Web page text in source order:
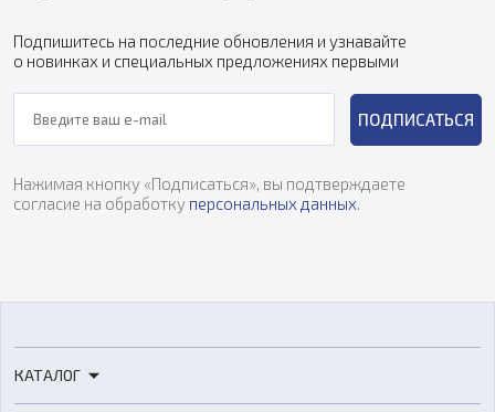
Подпишитесь на последние обновления и узнавайте
о новинках и специальных предложениях первыми
ПОДПИСАТЬСЯ
Нажимая кнопку «Подписаться», вы подтверждаете
согласие на обработку персональных данных.
КАТАЛОГ